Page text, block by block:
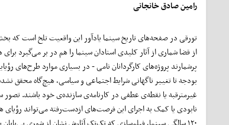
رامین صادق خانجانی
تورقی در صفحه‌های تاریخ سینما یادآور این واقعیت تلخ است که
از قضا شماری از آثار کلیدی استادان سینما را هم در بر می‌گیرد
پرشمارند پروژه‌های کارگردانان نامی - در بسیاری موارد طرح‌های
بودجه تا تغییر ناگهانی شرایط اجتماعی و سیاسی، هیچ‌گاه محقق
غیرمترقبه یا نقطه‌ی عطفی در کارنامه‌ی سازنده‌ی خود باشند. تصور
نابودی یا کمک به اجرای این فرصت‌های ازدست‌رفته می‌تواند رؤیای